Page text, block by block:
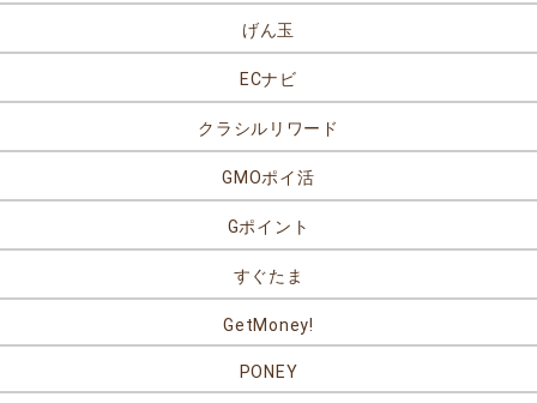
げん玉
ECナビ
クラシルリワード
GMOポイ活
Gポイント
すぐたま
GetMoney!
PONEY